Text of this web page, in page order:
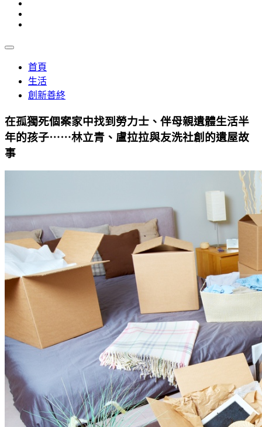
首頁
生活
創新善終
在孤獨死個案家中找到勞力士、伴母親遺體生活半
年的孩子⋯⋯林立青、盧拉拉與友洗社創的遺屋故
事